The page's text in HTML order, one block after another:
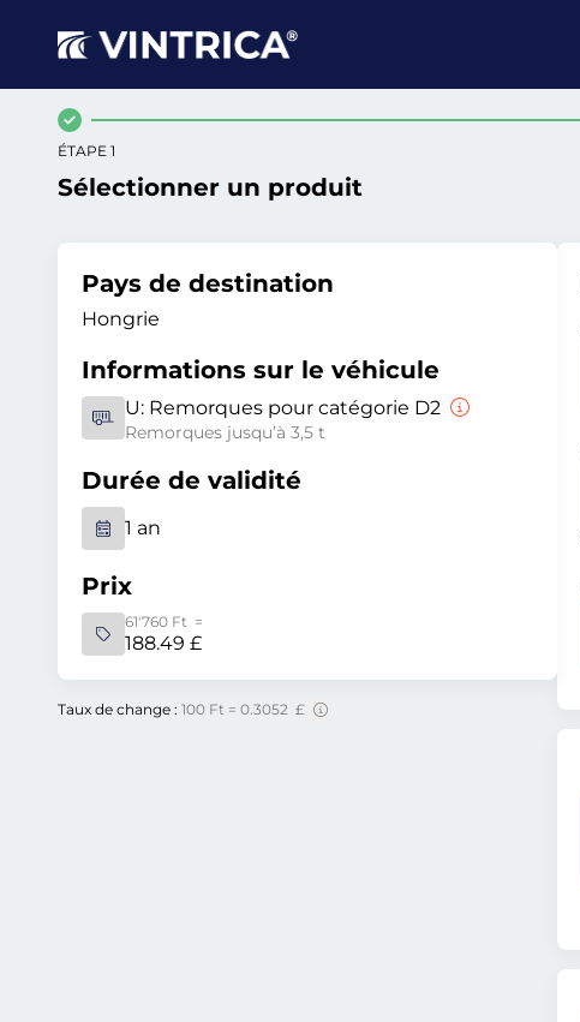
ÉTAPE 1
Sélectionner un produit
Pays de destination
Hongrie
Informations sur le véhicule
U: Remorques pour catégorie D2
Remorques jusqu’à 3,5 t
Durée de validité
1 an
Prix
61'760 Ft =
188.49 £
Taux de change : 100 Ft = 0.3052 £